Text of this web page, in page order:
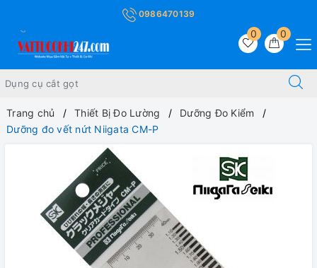
0986470139
0
0
Trang chủ Thiết Bị Đo Lường
Dưỡng Đo Kiểm
Dưỡng đo vết nứt Niigata CM-P